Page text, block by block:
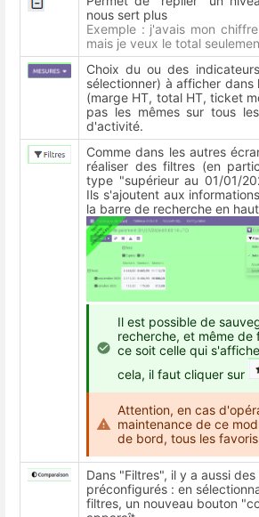
nous sert plus
Exemple : j'avais mon
mais je veux le total
Choix du ou des
sélectionner) à afficher
(marge HT, total HT, ticket
pas les mêmes sur tous
d'activité.
Comme dans les autres
réaliser des filtres (en
type "supérieur au 01/01/
Ils s'ajoutent aux
la barre de recherche en
Il est possible de
recherche, et même de
ce soit celle qui
cela, il faut cliquer sur
Attention, en cas
maintenance de ce
de bord, tous les
Dans "Filtres", il y a aussi
préconfigurés : en
filtres, un nouveau bouton